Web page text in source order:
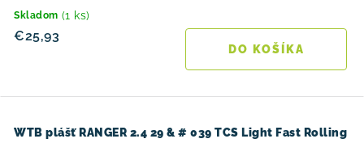
Skladom (1 ks)
€25,93
DO KOŠÍKA
WTB plášť RANGER 2.4 29 & # 039 TCS Light Fast Rolling